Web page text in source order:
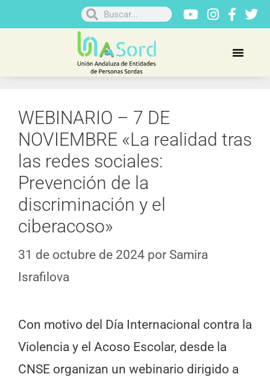
WEBINARIO – 7 DE
NOVIEMBRE «La realidad tras
las redes sociales:
Prevención de la
discriminación y el
ciberacoso»
31 de octubre de 2024 por Samira
Israfilova
Con motivo del Día Internacional contra la
Violencia y el Acoso Escolar, desde la
CNSE organizan un webinario dirigido a